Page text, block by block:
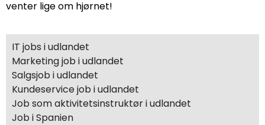
venter lige om hjørnet!
IT jobs i udlandet
Marketing job i udlandet
Salgsjob i udlandet
Kundeservice job i udlandet
Job som aktivitetsinstruktør i udlandet
Job i Spanien